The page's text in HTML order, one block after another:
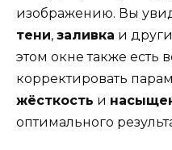
изображению. Вы
тени, заливка и
этом окне также есть
корректировать
жёсткость и
оптимального